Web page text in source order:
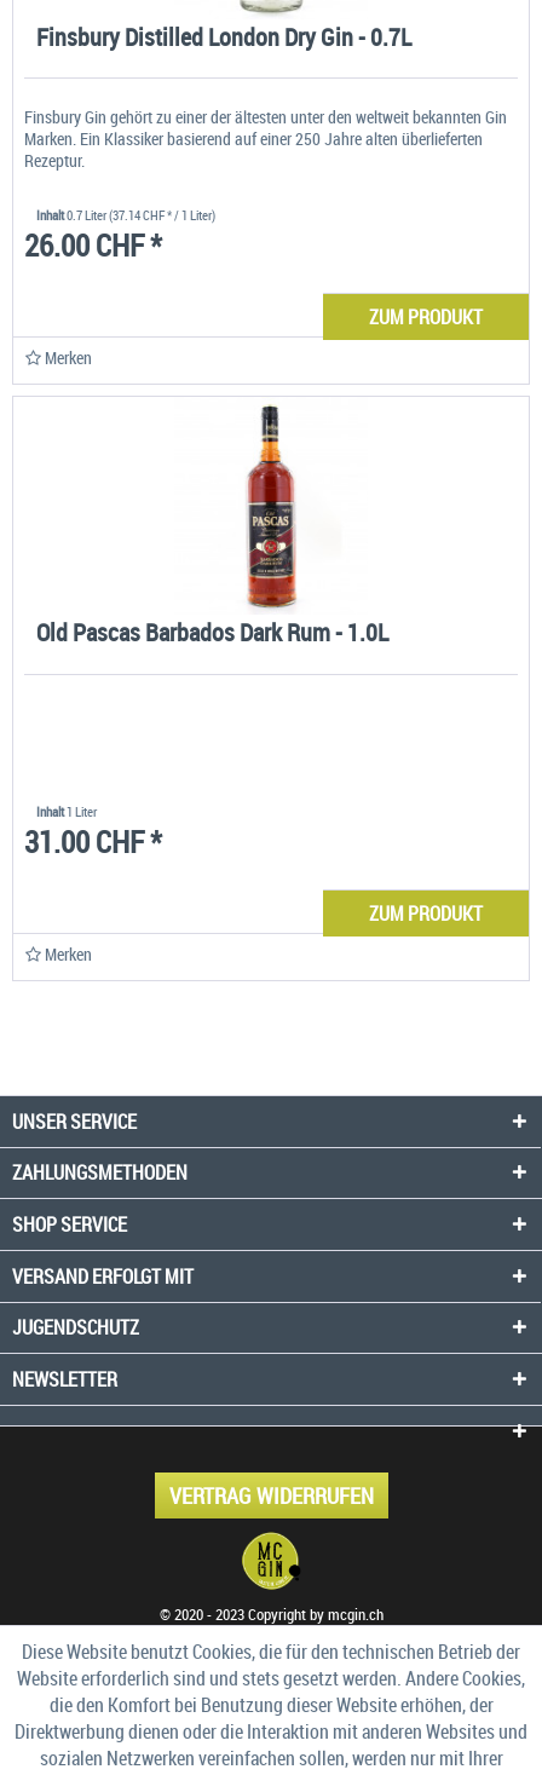
Finsbury Distilled London Dry Gin - 0.7L
Finsbury Gin gehört zu einer der ältesten unter den weltweit bekannten Gin
Marken. Ein Klassiker basierend auf einer 250 Jahre alten überlieferten
Rezeptur.
Inhalt0.7 Liter(37.14 CHF * / 1 Liter)
26.00 CHF *
ZUM PRODUKT
Merken
Old Pascas Barbados Dark Rum - 1.0L
Inhalt1 Liter
31.00 CHF *
ZUM PRODUKT
Merken
UNSER SERVICE
ZAHLUNGSMETHODEN
SHOP SERVICE
VERSAND ERFOLGT MIT
JUGENDSCHUTZ
NEWSLETTER
VERTRAG WIDERRUFEN
© 2020 - 2023 Copyright by mcgin.ch
Diese Website benutzt Cookies, die für den technischen Betrieb der
Website erforderlich sind und stets gesetzt werden. Andere Cookies,
die den Komfort bei Benutzung dieser Website erhöhen, der
Direktwerbung dienen oder die Interaktion mit anderen Websites und
sozialen Netzwerken vereinfachen sollen, werden nur mit Ihrer